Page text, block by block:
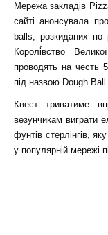
Мережа закладів
сайті анонсувала
balls, розкиданих по
Королі́вство
проводять на честь
під назвою Dough Ball.
Квест триватиме
везунчикам виграти
фунтів стерлінгів,
у популярній мережі